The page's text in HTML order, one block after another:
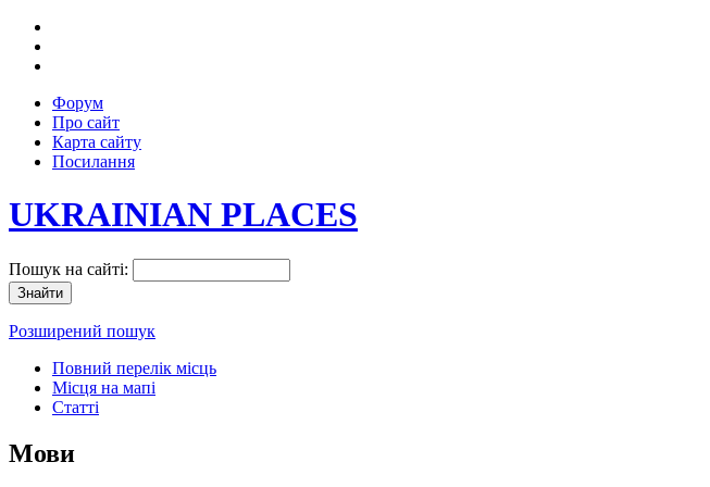
Форум
Про сайт
Карта сайту
Посилання
UKRAINIAN PLACES
Пошук на сайті:
Розширений пошук
Повний перелік місць
Місця на мапі
Статті
Мови